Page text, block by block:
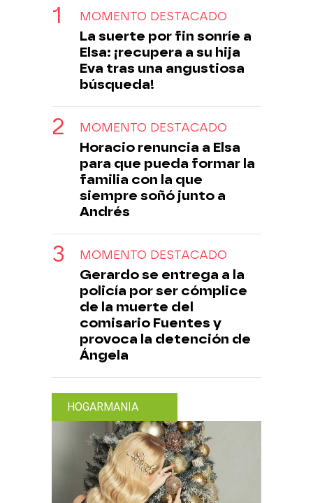
MOMENTO DESTACADO
La suerte por fin sonríe a
Elsa: ¡recupera a su hija
Eva tras una angustiosa
búsqueda!
MOMENTO DESTACADO
Horacio renuncia a Elsa
para que pueda formar la
familia con la que
siempre soñó junto a
Andrés
MOMENTO DESTACADO
Gerardo se entrega a la
policía por ser cómplice
de la muerte del
comisario Fuentes y
provoca la detención de
Ángela
HOGARMANIA